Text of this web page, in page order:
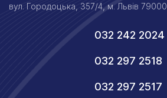
вул. Городоцька, 357/4, м. Львів 79000
032 242 2024
032 297 2518
032 297 2517